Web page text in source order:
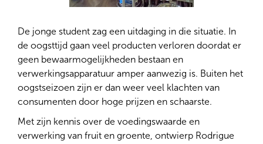
De jonge student zag een uitdaging in die situatie. In
de oogsttijd gaan veel producten verloren doordat er
geen bewaarmogelijkheden bestaan en
verwerkingsapparatuur amper aanwezig is. Buiten het
oogstseizoen zijn er dan weer veel klachten van
consumenten door hoge prijzen en schaarste.
Met zijn kennis over de voedingswaarde en
verwerking van fruit en groente, ontwierp Rodrigue